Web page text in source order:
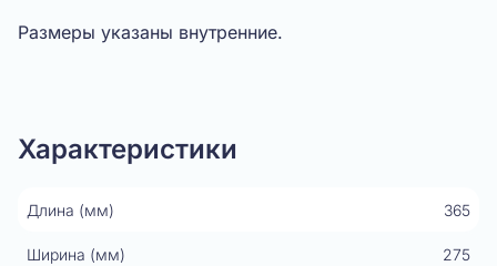
Размеры указаны внутренние.
Характеристики
Длина (мм) 365
Ширина (мм) 275